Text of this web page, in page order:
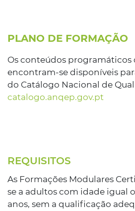
PLANO DE FORMAÇÃO
Os conteúdos programáticos
encontram-se disponíveis
do Catálogo Nacional de
catalogo.anqep.gov.pt
REQUISITOS
As Formações Modulares
se a adultos com idade igual
anos, sem a qualificação